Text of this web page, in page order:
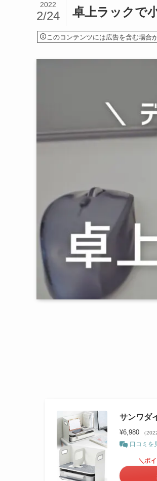
卓上ラックで
2022
2/24
このコンテンツには広告を含む場合
サンワダ
¥6,980 （
口コミを
＼ポ